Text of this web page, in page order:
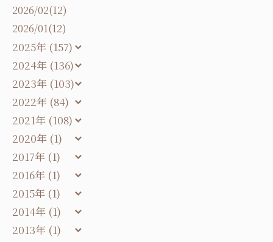
2026/02(12)
2026/01(12)
2025年 (157)
2024年 (136)
2023年 (103)
2022年 (84)
2021年 (108)
2020年 (1)
2017年 (1)
2016年 (1)
2015年 (1)
2014年 (1)
2013年 (1)